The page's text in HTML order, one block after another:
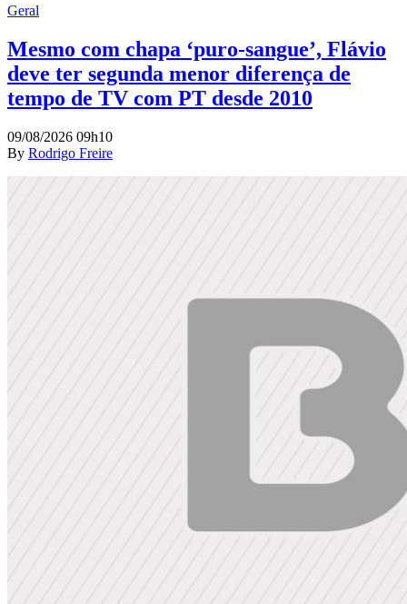
Geral
Mesmo com chapa ‘puro-sangue’, Flávio
deve ter segunda menor diferença de
tempo de TV com PT desde 2010
09/08/2026 09h10
By Rodrigo Freire